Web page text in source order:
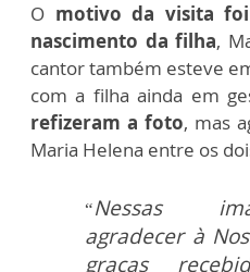
O motivo da visita
nascimento da filha,
cantor também esteve
com a filha ainda em
refizeram a foto, mas
Maria Helena entre os
“Nessas
agradecer à
graças